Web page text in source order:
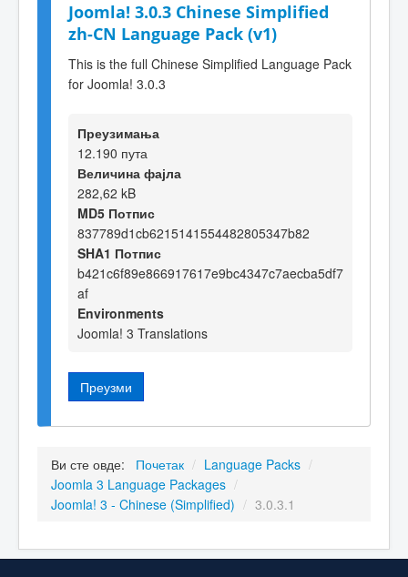
Joomla! 3.0.3 Chinese Simplified
zh-CN Language Pack (v1)
This is the full Chinese Simplified Language Pack
for Joomla! 3.0.3
Преузимања
12.190 пута
Величина фајла
282,62 kB
MD5 Потпис
837789d1cb6215141554482805347b82
SHA1 Потпис
b421c6f89e866917617e9bc4347c7aecba5df7
af
Environments
Joomla! 3 Translations
Преузми
Ви сте овде: Почетак / Language Packs /
Joomla 3 Language Packages /
Joomla! 3 - Chinese (Simplified) / 3.0.3.1